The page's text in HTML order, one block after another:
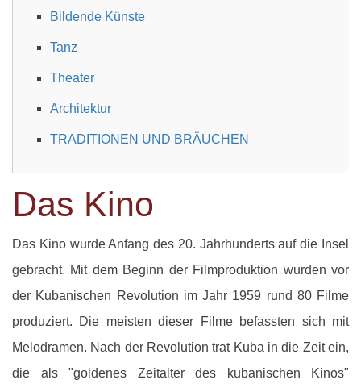
Bildende Künste
Tanz
Theater
Architektur
TRADITIONEN UND BRÄUCHEN
Das Kino
Das Kino wurde Anfang des 20. Jahrhunderts auf die Insel
gebracht. Mit dem Beginn der Filmproduktion wurden vor
der Kubanischen Revolution im Jahr 1959 rund 80 Filme
produziert. Die meisten dieser Filme befassten sich mit
Melodramen. Nach der Revolution trat Kuba in die Zeit ein,
die als "goldenes Zeitalter des kubanischen Kinos"